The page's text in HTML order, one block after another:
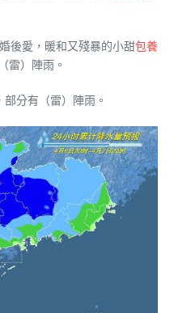
後愛，暖和又殘暴的小甜包養
雷）陣雨。
部分有（雷）陣雨。